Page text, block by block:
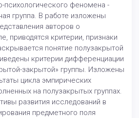
психологического феномена -
группа. В работе изложены
авторов о
приводятся критерии, признаки
понятие полузакрытой
критерии дифференциации
закрытой» группы. Изложены
цикла эмпирических
на полузакрытых группах.
развития исследований в
предметного поля